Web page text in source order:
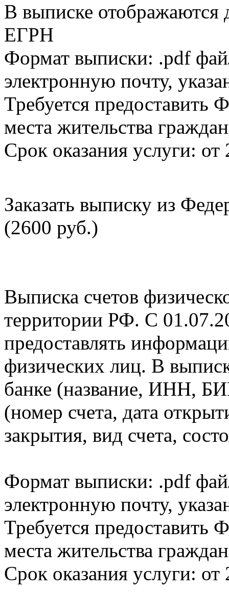
В выписке
ЕГРН
Формат выписки: .pdf
электронную почту,
Требуется
места жительства
Срок оказания услуги: от
Заказать выписку из
(2600 руб.)
Выписка счетов
территории РФ. С
предоставлять
физических лиц. В
банке (название, ИНН,
(номер счета, дата
закрытия, вид счета,
Формат выписки: .pdf
электронную почту,
Требуется
места жительства
Срок оказания услуги: от